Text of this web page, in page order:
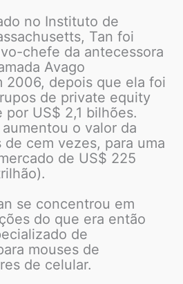
no Instituto de
Tan foi
chefe da antecessora
Avago
2006, depois que ela foi
de private equity
por US$ 2,1 bilhões.
o valor da
de cem vezes, para uma
de US$ 225
se concentrou em
do que era então
de
mouses de
de celular.